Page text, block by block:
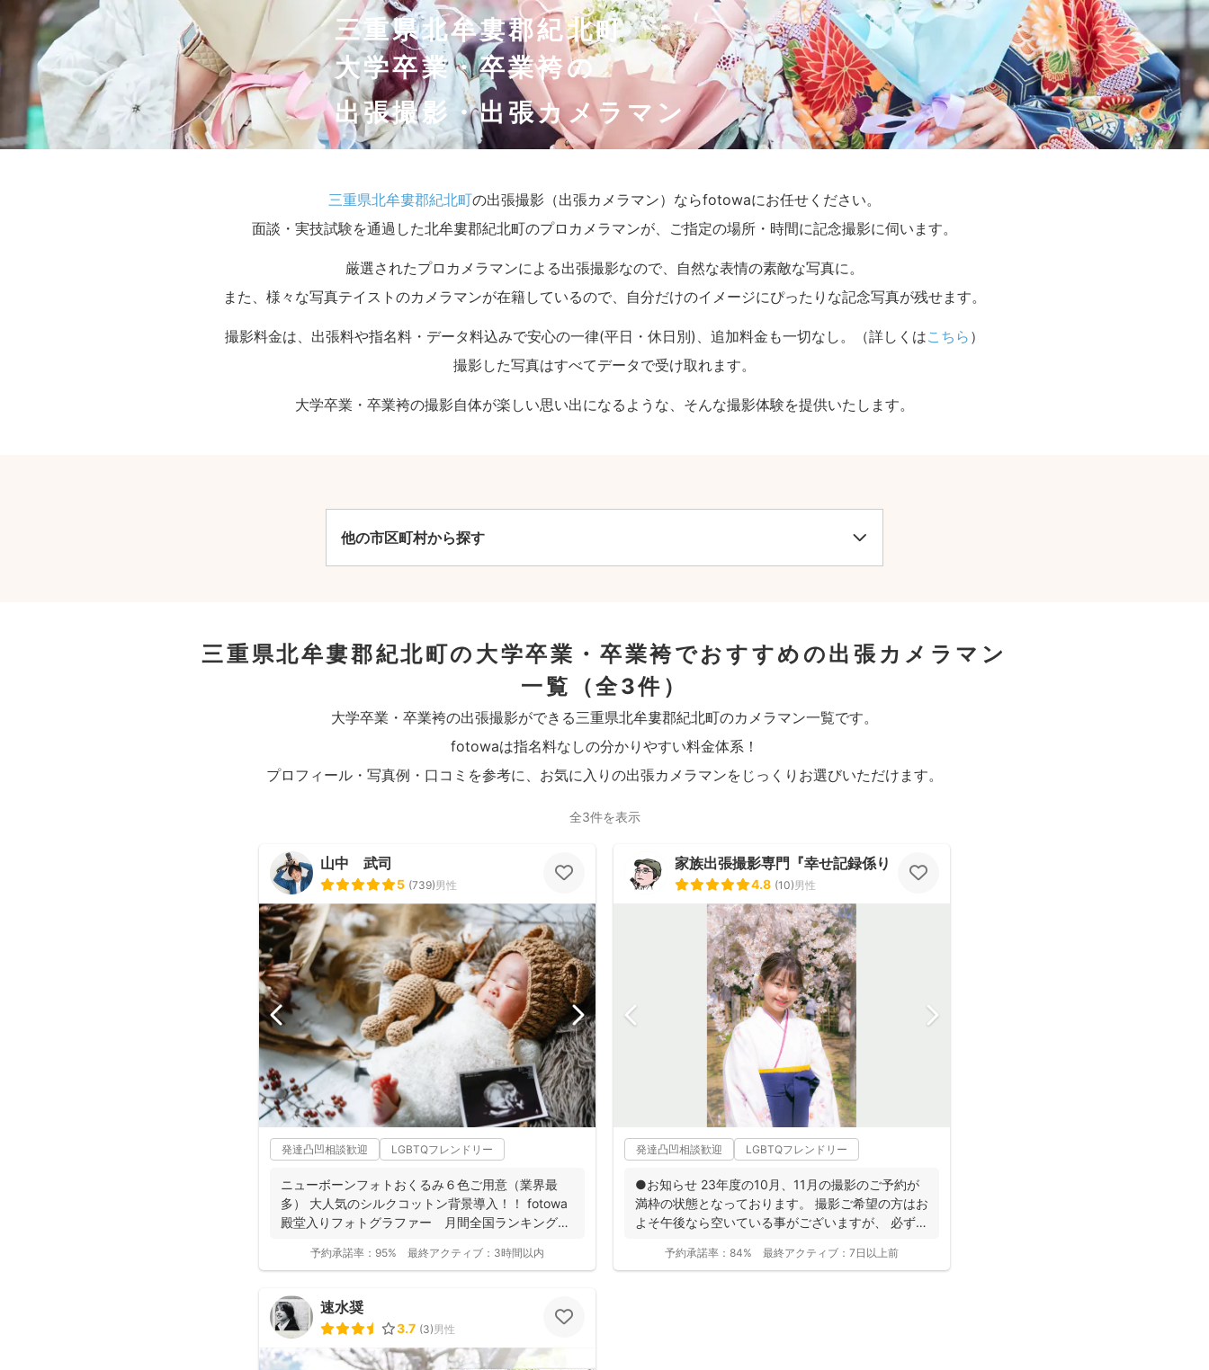
三重県北牟婁郡紀北町
大学卒業・卒業袴の
出張撮影・出張カメラマン
三重県北牟婁郡紀北町の出張撮影（出張カメラマン）ならfotowaにお任せください。
面談・実技試験を通過した北牟婁郡紀北町のプロカメラマンが、ご指定の場所・時間に記念撮影に伺います。
厳選されたプロカメラマンによる出張撮影なので、自然な表情の素敵な写真に。
また、様々な写真テイストのカメラマンが在籍しているので、自分だけのイメージにぴったりな記念写真が残せます。
撮影料金は、出張料や指名料・データ料込みで安心の一律(平日・休日別)、追加料金も一切なし。（詳しくはこちら ）
撮影した写真はすべてデータで受け取れます。
大学卒業・卒業袴の撮影自体が楽しい思い出になるような、そんな撮影体験を提供いたします。
他の市区町村から探す
三重県北牟婁郡紀北町の大学卒業・卒業袴でおすすめの出張カメラマン
一覧
（全3件）
大学卒業・卒業袴の出張撮影ができる三重県北牟婁郡紀北町のカメラマン一覧です。
fotowaは指名料なしの分かりやすい料金体系！
プロフィール・写真例・口コミを参考に、お気に入りの出張カメラマンをじっくりお選びいただけます。
全3件を表示
山中 武司
5 (739)男性
発達凸凹相談歓迎 LGBTQフレンドリー
ニューボーンフォトおくるみ６色ご用意（業界最
多） 大人気のシルクコットン背景導入！！ fotowa
殿堂入りフォトグラファー 月間全国ランキング１
予約承諾率： 95% 最終アクティブ： 3時間以内
家族出張撮影専門『幸せ記録係り』 HIKO
4.8 (10)男性
発達凸凹相談歓迎 LGBTQフレンドリー
●お知らせ 23年度の10月、11月の撮影のご予約が
満枠の状態となっております。 撮影ご希望の方はお
よそ午後なら空いている事がございますが、 必ず
予約承諾率： 84% 最終アクティブ： 7日以上前
速水奨
3.7 (3)男性